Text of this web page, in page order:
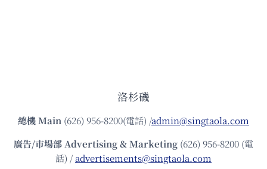
洛杉磯
總機Main (626) 956-8200(電話) /admin@singtaola.com
廣告/市場部Advertising & Marketing (626) 956-8200 (電
話) /advertisements@singtaola.com